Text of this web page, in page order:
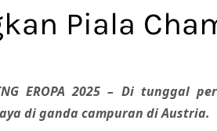
Piala
EROPA 2025 – Di tunggal
di ganda campuran di Austria.